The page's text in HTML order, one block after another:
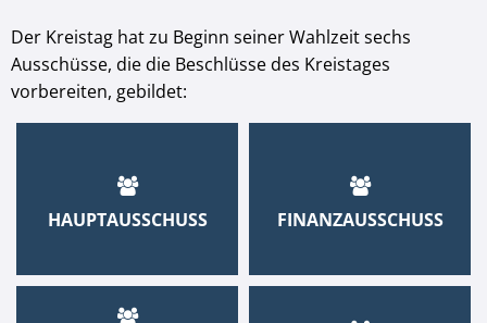
Der Kreistag hat zu Beginn seiner Wahlzeit sechs
Ausschüsse, die die Beschlüsse des Kreistages
vorbereiten, gebildet:
HAUPTAUSSCHUSS FINANZAUSSCHUSS